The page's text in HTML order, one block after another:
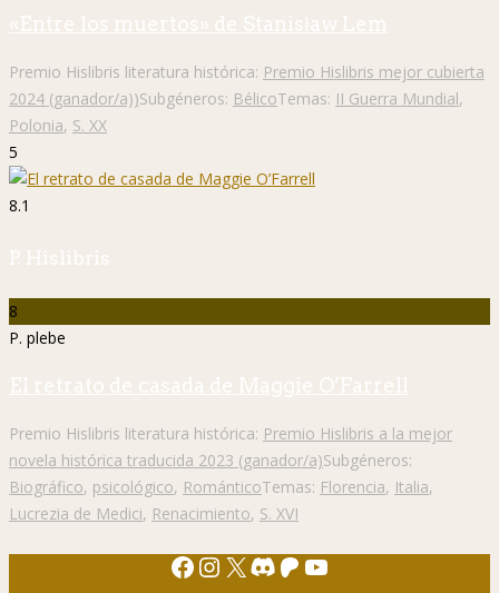
«Entre los muertos» de Stanisław Lem
Premio Hislibris literatura histórica: Premio Hislibris mejor cubierta
2024 (ganador/a))Subgéneros: BélicoTemas: II Guerra Mundial,
Polonia, S. XX
5
8.1
P. Hislibris
8
P. plebe
El retrato de casada de Maggie O’Farrell
Premio Hislibris literatura histórica: Premio Hislibris a la mejor
novela histórica traducida 2023 (ganador/a)Subgéneros:
Biográfico, psicológico, RománticoTemas: Florencia, Italia,
Lucrezia de Medici, Renacimiento, S. XVI
Facebook
Instagram
X Discord
Patreon
YouTube